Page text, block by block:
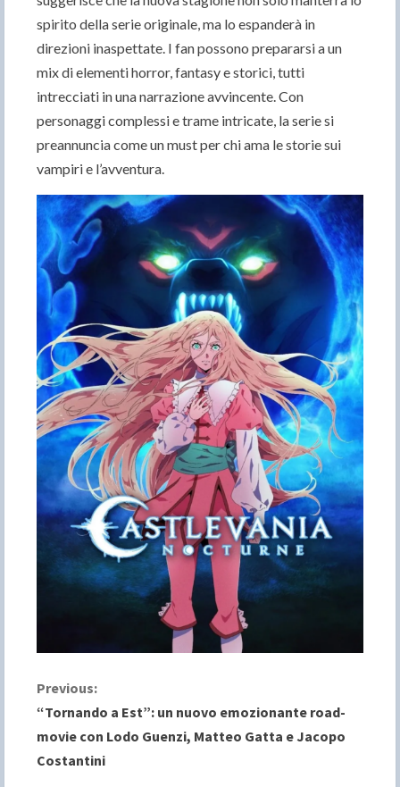
spirito della serie originale, ma lo espanderà in
direzioni inaspettate. I fan possono prepararsi a un
mix di elementi horror, fantasy e storici, tutti
intrecciati in una narrazione avvincente. Con
personaggi complessi e trame intricate, la serie si
preannuncia come un must per chi ama le storie sui
vampiri e l’avventura.
C
o
n
Previous:
“Tornando a Est”: un nuovo emozionante road-
movie con Lodo Guenzi, Matteo Gatta e Jacopo
Costantini